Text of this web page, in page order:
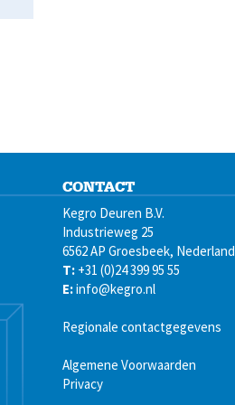
CONTACT
Kegro Deuren B.V.
Industrieweg 25
6562 AP Groesbeek, Nederland
T: +31 (0)24 399 95 55
E:info@kegro.nl
Regionale contactgegevens
Algemene Voorwaarden
Privacy